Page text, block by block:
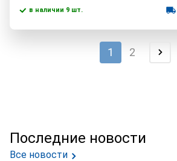
в наличии 9 шт.
1 2
Последние новости
Все новости